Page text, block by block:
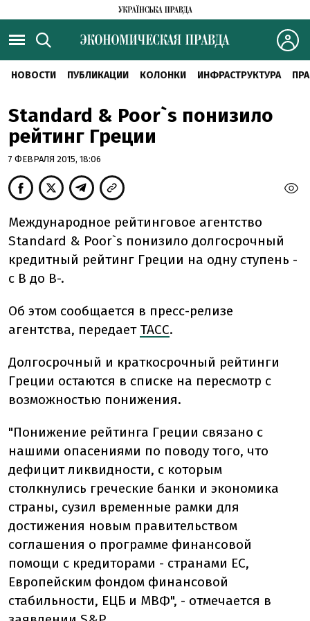
НОВОСТИ ПУБЛИКАЦИИ КОЛОНКИ ИНФРАСТРУКТУРА
Standard & Poor`s понизило
рейтинг Греции
7 ФЕВРАЛЯ 2015, 18:06
Международное рейтинговое агентство
Standard & Poor`s понизило долгосрочный
кредитный рейтинг Греции на одну ступень -
с B до B-.
Об этом сообщается в пресс-релизе
агентства, передает ТАСС.
Долгосрочный и краткосрочный рейтинги
Греции остаются в списке на пересмотр с
возможностью понижения.
"Понижение рейтинга Греции связано с
нашими опасениями по поводу того, что
дефицит ликвидности, с которым
столкнулись греческие банки и экономика
страны, сузил временные рамки для
достижения новым правительством
соглашения о программе финансовой
помощи с кредиторами - странами ЕС,
Европейским фондом финансовой
стабильности, ЕЦБ и МВФ", - отмечается в